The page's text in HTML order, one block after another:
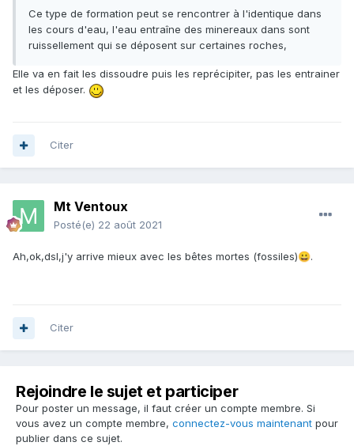
Ce type de formation peut se rencontrer à l'identique dans
les cours d'eau, l'eau entraîne des minereaux dans sont
ruissellement qui se déposent sur certaines roches,
Elle va en fait les dissoudre puis les reprécipiter, pas les entrainer
et les déposer.
Citer
Mt Ventoux
Posté(e) 22 août 2021
Ah,ok,dsl,j'y arrive mieux avec les bêtes mortes (fossiles)😀.
Citer
Rejoindre le sujet et participer
Pour poster un message, il faut créer un compte membre. Si
vous avez un compte membre, connectez-vous maintenant pour
publier dans ce sujet.